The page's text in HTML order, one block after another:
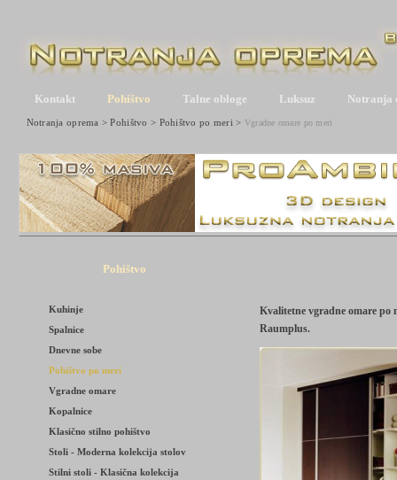
Kontakt Pohištvo Talne obloge Luksuz Notranja
Notranja oprema >Pohištvo > Pohištvo po meri > Vgradne omare po meri
Pohištvo
Kuhinje
Spalnice
Dnevne sobe
Pohištvo po meri
Vgradne omare
Kopalnice
Klasično stilno pohištvo
Stoli - Moderna kolekcija stolov
Stilni stoli - Klasična kolekcija
Kvalitetne vgradne omare
Raumplus.